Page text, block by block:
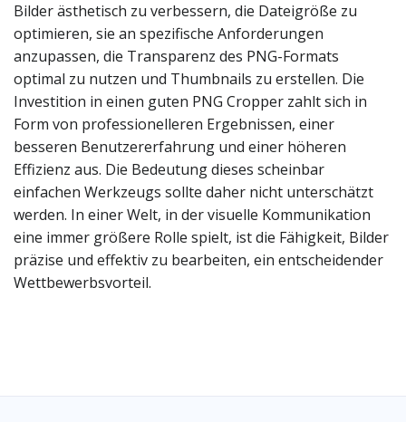
Bilder ästhetisch zu verbessern, die Dateigröße zu
optimieren, sie an spezifische Anforderungen
anzupassen, die Transparenz des PNG-Formats
optimal zu nutzen und Thumbnails zu erstellen. Die
Investition in einen guten PNG Cropper zahlt sich in
Form von professionelleren Ergebnissen, einer
besseren Benutzererfahrung und einer höheren
Effizienz aus. Die Bedeutung dieses scheinbar
einfachen Werkzeugs sollte daher nicht unterschätzt
werden. In einer Welt, in der visuelle Kommunikation
eine immer größere Rolle spielt, ist die Fähigkeit, Bilder
präzise und effektiv zu bearbeiten, ein entscheidender
Wettbewerbsvorteil.